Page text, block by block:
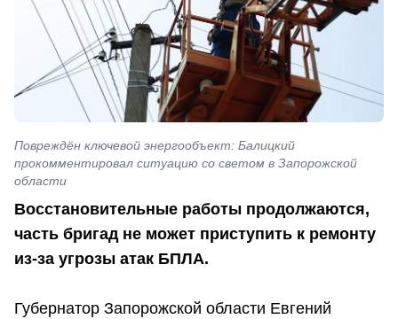
Повреждён ключевой энергообъект: Балицкий
прокомментировал ситуацию со светом в Запорожской
области
Восстановительные работы продолжаются,
часть бригад не может приступить к ремонту
из-за угрозы атак БПЛА.
Губернатор Запорожской области Евгений